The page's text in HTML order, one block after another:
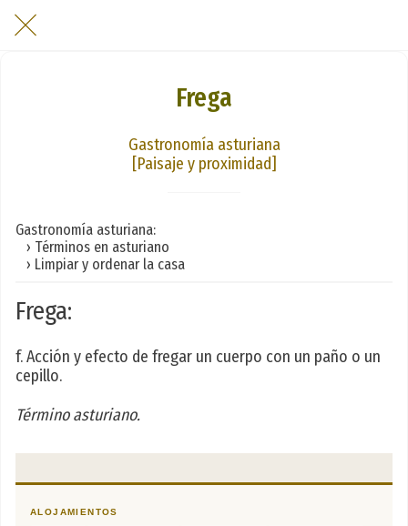
Frega
Gastronomía asturiana
[Paisaje y proximidad]
Gastronomía asturiana:
› Términos en asturiano
› Limpiar y ordenar la casa
Frega:
f. Acción y efecto de fregar un cuerpo con un paño o un
cepillo.
Término asturiano.